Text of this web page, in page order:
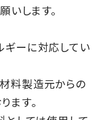
いします。
ーに対応してい
料製造元からの
ます。